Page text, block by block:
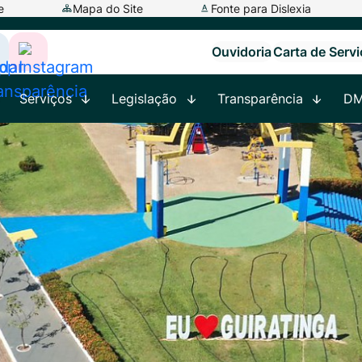
Mapa do Site Fonte para Dislexia
Acessar
a
Rede
Social
Instagram
OuvidoriaCarta de
Serviços Legislação Transparência